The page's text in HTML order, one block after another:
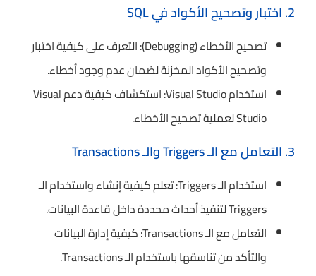
2. اختبار وتصحيح الأكواد في SQL
تصحيح الأخطاء (Debugging): التعرف على كيفية اختبار
وتصحيح الأكواد المخزنة لضمان عدم وجود أخطاء.
استخدام Visual Studio: استكشاف كيفية دعم Visual
Studio لعملية تصحيح الأخطاء.
3. التعامل مع الـ Triggers والـ Transactions
استخدام الـ Triggers: تعلم كيفية إنشاء واستخدام الـ
Triggers لتنفيذ أحداث محددة داخل قاعدة البيانات.
التعامل مع الـ Transactions: كيفية إدارة البيانات
والتأكد من تناسقها باستخدام الـ Transactions.